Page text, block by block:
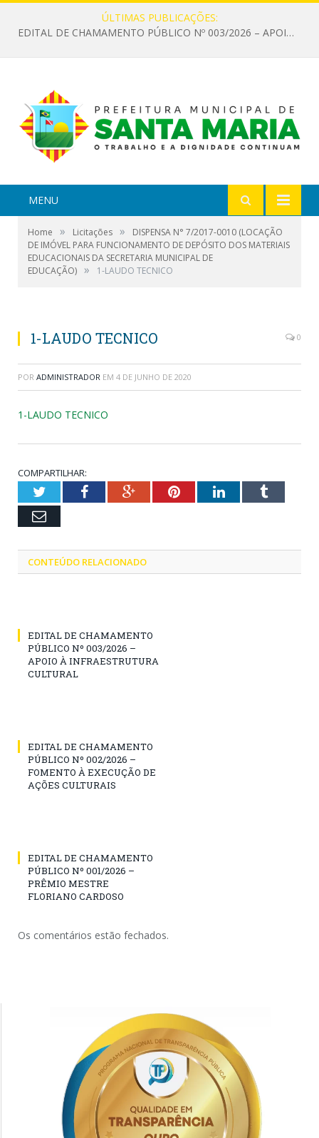
ÚLTIMAS PUBLICAÇÕES:
EDITAL DE CHAMAMENTO PÚBLICO Nº 003/2026 – APOIO À INFRAESTRUTURA CULTURAL
MENU
Home » Licitações »
DISPENSA N° 7/2017-0010 (LOCAÇÃO
DE IMÓVEL PARA FUNCIONAMENTO DE DEPÓSITO DOS MATERIAIS
EDUCACIONAIS DA SECRETARIA MUNICIPAL DE
EDUCAÇÃO) » 1-LAUDO TECNICO
1-LAUDO TECNICO 0
POR ADMINISTRADOR EM 4 DE JUNHO DE 2020
1-LAUDO TECNICO
COMPARTILHAR:
TwitterFacebookGoogle+PinterestLinkedInTumblr
Email
CONTEÚDO RELACIONADO
EDITAL DE CHAMAMENTO
PÚBLICO Nº 003/2026 –
APOIO À INFRAESTRUTURA
CULTURAL
EDITAL DE CHAMAMENTO
PÚBLICO Nº 002/2026 –
FOMENTO À EXECUÇÃO DE
AÇÕES CULTURAIS
EDITAL DE CHAMAMENTO
PÚBLICO Nº 001/2026 –
PRÊMIO MESTRE
FLORIANO CARDOSO
Os comentários estão fechados.